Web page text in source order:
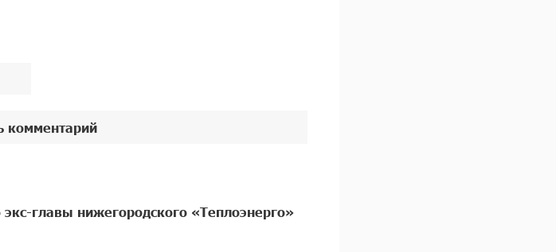
комментарий
главы нижегородского «Теплоэнерго»